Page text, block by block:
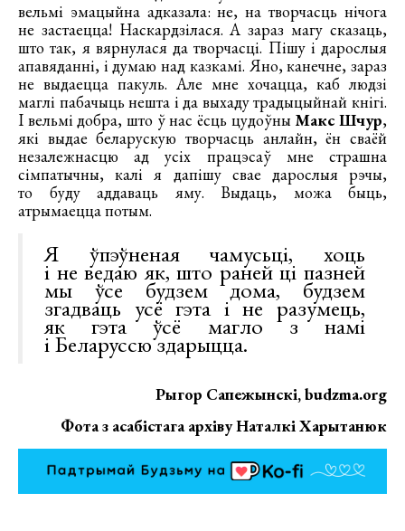
вельмі эмацыйна адказала: не, на творчасць нічога
не застаецца! Наскардзілася. А зараз магу сказаць,
што так, я вярнулася да творчасці. Пішу і дарослыя
апавяданні, і думаю над казкамі. Яно, канечне, зараз
не выдаецца пакуль. Але мне хочацца, каб людзі
маглі пабачыць нешта і да выхаду традыцыйнай кнігі.
І вельмі добра, што ў нас ёсць цудоўны Макс Шчур,
які выдае беларускую творчасць анлайн, ён сваёй
незалежнасцю ад усіх працэсаў мне страшна
сімпатычны, калі я дапішу свае дарослыя рэчы,
то буду аддаваць яму. Выдаць, можа быць,
атрымаецца потым.
Я ўпэўненая чамусьці, хоць
і не ведаю як, што раней ці пазней
мы ўсе будзем дома, будзем
згадваць усё гэта і не разумець,
як гэта ўсё магло з намі
і Беларуссю здарыцца.
Рыгор Сапежынскі, budzma.org
Фота з асабістага архіву Наталкі Харытанюк